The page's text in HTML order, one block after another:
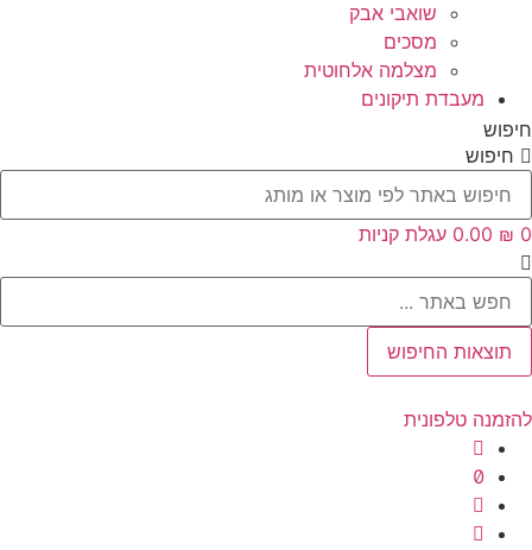
שואבי אבק
מסכים
מצלמה אלחוטית
מעבדת תיקונים
חיפוש
חיפוש
‎0.00 ₪ 0
עגלת קניות
Search
...
תוצאות החיפוש
להזמנה טלפונית